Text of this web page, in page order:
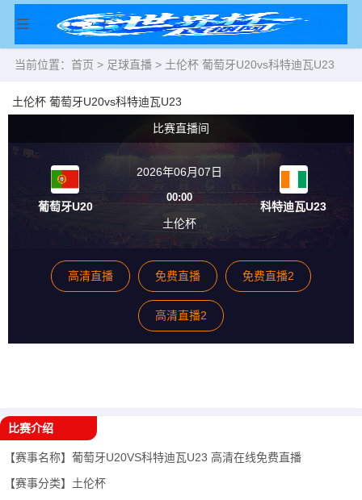
当前位置： 首页 > 足球直播 > 土伦杯 葡萄牙U20vs科特迪瓦U23
土伦杯 葡萄牙U20vs科特迪瓦U23
比赛直播间
葡萄牙U20
2026年06月07日
00:00
土伦杯
科特迪瓦U23
高清直播 免费直播 免费直播2
高清直播2
比赛介绍
【赛事名称】 葡萄牙U20VS科特迪瓦U23 高清在线免费直播
【赛事分类】 土伦杯